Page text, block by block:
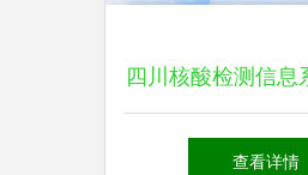
四川核酸检测信息
线，便捷查询在“
查看详情